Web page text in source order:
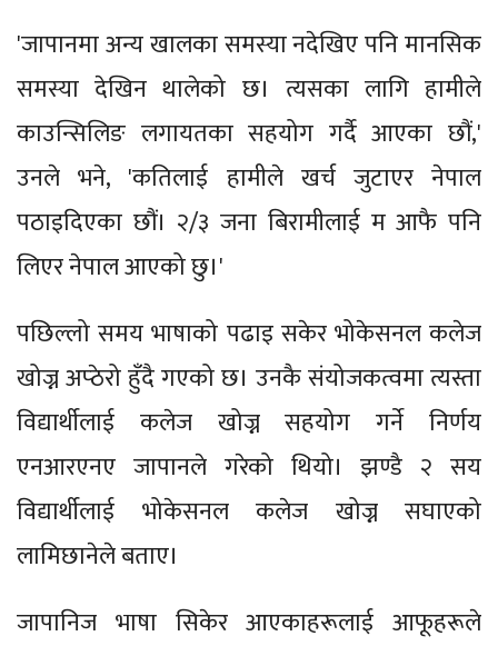
'जापानमा अन्य खालका समस्या नदेखिए पनि मानसिक
समस्या देखिन थालेको छ। त्यसका लागि हामीले
काउन्सिलिङ लगायतका सहयोग गर्दै आएका छौं,'
उनले भने, 'कतिलाई हामीले खर्च जुटाएर नेपाल
पठाइदिएका छौं। २/३ जना बिरामीलाई म आफै पनि
लिएर नेपाल आएको छु।'
पछिल्लो समय भाषाको पढाइ सकेर भोकेसनल कलेज
खोज्न अप्ठेरो हुँदै गएको छ। उनकै संयोजकत्वमा त्यस्ता
विद्यार्थीलाई कलेज खोज्न सहयोग गर्ने निर्णय
एनआरएनए जापानले गरेको थियो। झण्डै २ सय
विद्यार्थीलाई भोकेसनल कलेज खोज्न सघाएको
लामिछानेले बताए।
जापानिज भाषा सिकेर आएकाहरूलाई आफूहरूले